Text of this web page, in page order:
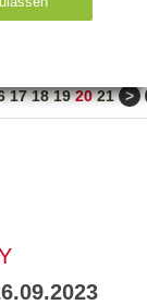
17 18 19 20 21 >
des